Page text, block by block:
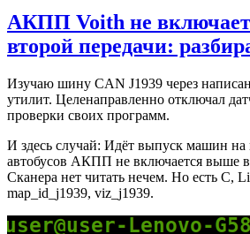
АКПП Voith не
второй передачи:
Изучаю шину CAN J1939 через
утилит. Целенаправленно отключал
проверки своих программ.
И здесь случай: Идёт выпуск машин
автобусов АКПП не включается выше
Сканера нет читать нечем. Но есть C,
map_id_j1939, viz_j1939.